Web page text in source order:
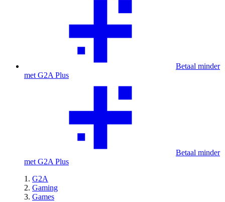
Betaal minder
met G2A Plus
Betaal minder
met G2A Plus
G2A
Gaming
Games